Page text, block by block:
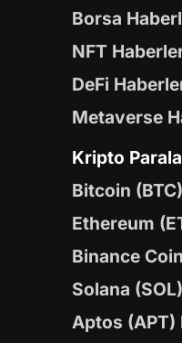
Borsa
NFT
DeFi
Metaverse
Kripto
Bitcoin
Ethereum
Binance
Solana
Aptos (APT)